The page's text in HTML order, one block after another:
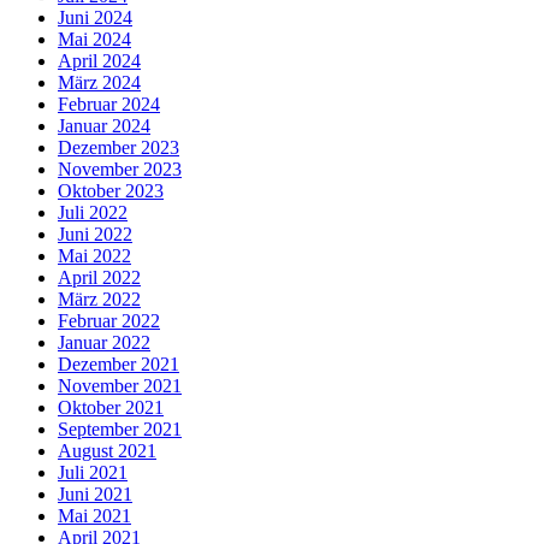
Juni 2024
Mai 2024
April 2024
März 2024
Februar 2024
Januar 2024
Dezember 2023
November 2023
Oktober 2023
Juli 2022
Juni 2022
Mai 2022
April 2022
März 2022
Februar 2022
Januar 2022
Dezember 2021
November 2021
Oktober 2021
September 2021
August 2021
Juli 2021
Juni 2021
Mai 2021
April 2021